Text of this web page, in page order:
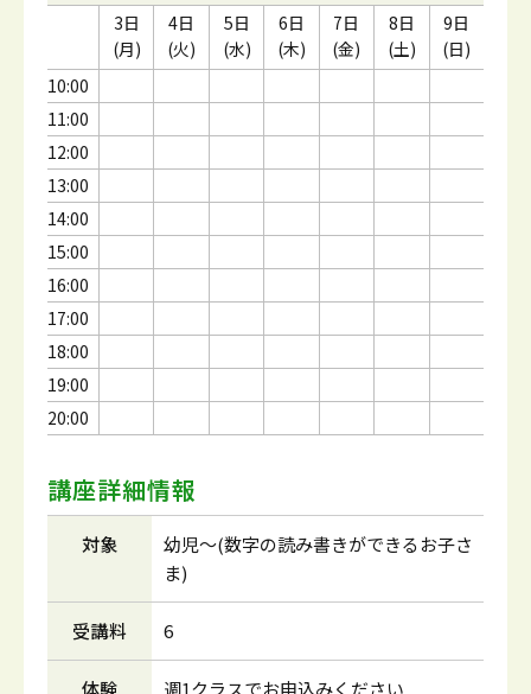
10:00
11:00
12:00
13:00
14:00
15:00
16:00
17:00
18:00
19:00
20:00
3日
(月)
4日
(火)
5日
(水)
6日
(木)
7日
(金)
8日
(土)
9日
(日)
講座詳細情報
対象
幼児～(数字の読み書きができるお子さ
ま)
受講料 6
体験 週1クラスでお申込みください